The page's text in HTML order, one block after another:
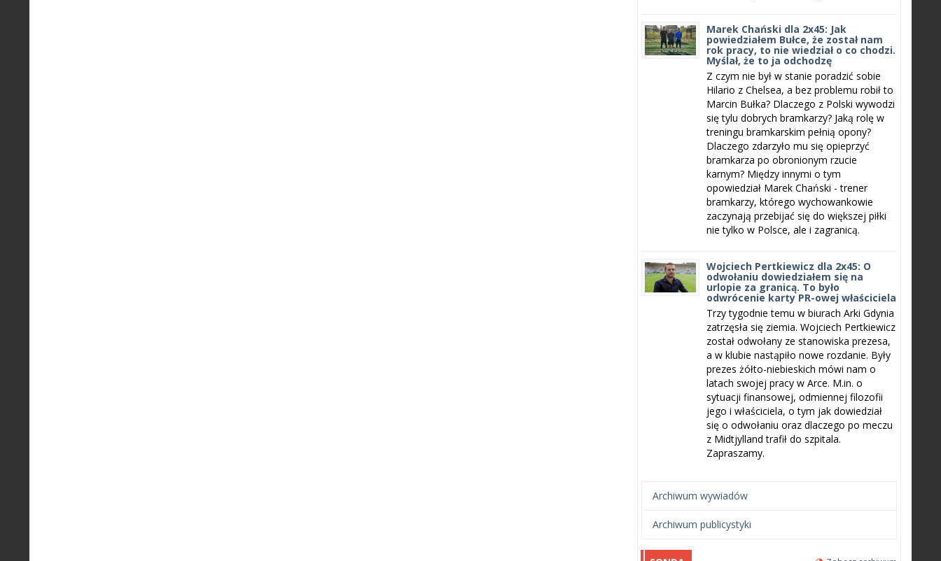
Marek Chański dla 2x45: Jak
powiedziałem Bułce, że został nam
rok pracy, to nie wiedział o co chodzi.
Myślał, że to ja odchodzę
Z czym nie był w stanie poradzić sobie
Hilario z Chelsea, a bez problemu robił to
Marcin Bułka? Dlaczego z Polski wywodzi
się tylu dobrych bramkarzy? Jaką rolę w
treningu bramkarskim pełnią opony?
Dlaczego zdarzyło mu się opieprzyć
bramkarza po obronionym rzucie
karnym? Między innymi o tym
opowiedział Marek Chański - trener
bramkarzy, którego wychowankowie
zaczynają przebijać się do większej piłki
nie tylko w Polsce, ale i zagranicą.
Wojciech Pertkiewicz dla 2x45: O
odwołaniu dowiedziałem się na
urlopie za granicą. To było
odwrócenie karty PR-owej właściciela
Trzy tygodnie temu w biurach Arki Gdynia
zatrzęsła się ziemia. Wojciech Pertkiewicz
został odwołany ze stanowiska prezesa,
a w klubie nastąpiło nowe rozdanie. Były
prezes żółto-niebieskich mówi nam o
latach swojej pracy w Arce. M.in. o
sytuacji finansowej, odmiennej filozofii
jego i właściciela, o tym jak dowiedział
się o odwołaniu oraz dlaczego po meczu
z Midtjylland trafił do szpitala.
Zapraszamy.
Archiwum wywiadów
Archiwum publicystyki